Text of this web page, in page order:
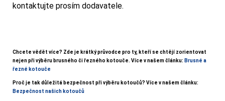
kontaktujte prosím dodavatele.
Chcete vědět více? Zde je krátký průvodce pro ty, kteří se chtějí zorientovat
nejen při výběru brusného či řezného kotouče. Více v našem článku: Brusné a
řezné kotouče
Proč je tak důležitá bezpečnost při výběru kotoučů? Více v našem článku:
Bezpečnost našich kotoučů